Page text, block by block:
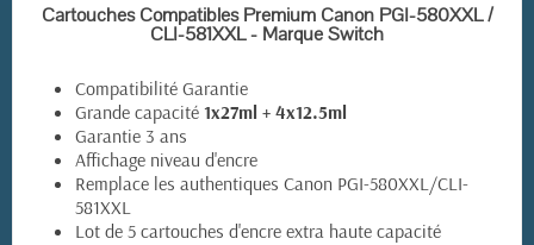
EN STOCK
Cartouches Compatibles Premium Canon PGI-580XXL /
CLI-581XXL - Marque Switch
Compatibilité Garantie
Grande capacité 1x27ml + 4x12.5ml
Garantie 3 ans
Affichage niveau d'encre
Remplace les authentiques Canon PGI-580XXL/CLI-
581XXL
Lot de 5 cartouches d'encre extra haute capacité